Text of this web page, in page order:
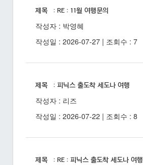
제목 : RE : 11월 여행문의
작성자 : 박영혜
작성일 : 2026-07-27 | 조회수 : 7
제목 : 피닉스 출도착 세도나 여행
작성자 : 리즈
작성일 : 2026-07-22 | 조회수 : 8
제목 : RE : 피닉스 출도착 세도나 여행